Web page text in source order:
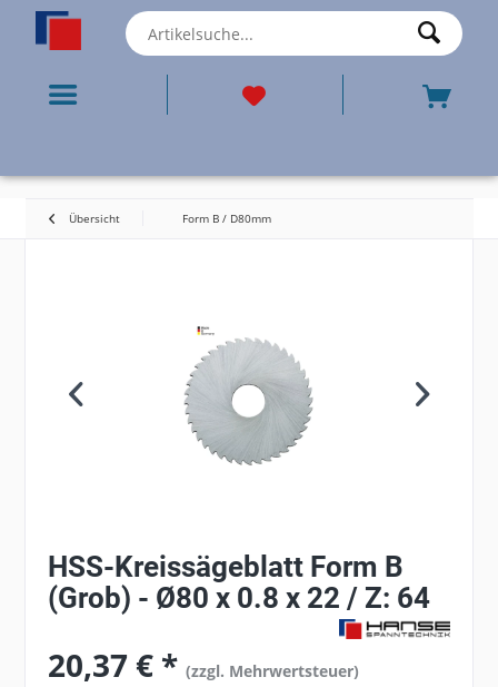
Übersicht Form B / D80mm
HSS-Kreissägeblatt Form B
(Grob) - Ø80 x 0.8 x 22 / Z: 64
20,37 € *(zzgl. Mehrwertsteuer)